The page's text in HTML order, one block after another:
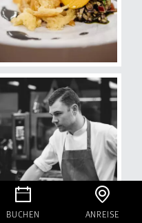
BUCHEN ANREISE